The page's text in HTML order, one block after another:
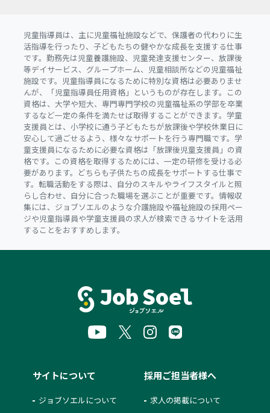
児童指導員は、主に児童福祉施設などで、保護者の代わりに生
活指導を行ったり、子どもたちの健やかな成長を支援する仕事
です。勤務先は児童養護施設、児童発達支援センター、放課後
等デイサービス、グループホーム、児童相談所などの児童福祉
施設です。児童指導員になるために特別な資格は必要ありませ
んが、「児童指導員任用資格」というものが存在します。この
資格は、大学や短大、専門専門学校の児童福祉系の学部を卒業
するなど一定の条件を満たせば取得することができます。学童
支援員とは、小学校に通う子どもたちが放課後や学校休業日に
安心して過ごせるよう、様々なサポートを行う専門職です。学
童支援員になるために必要な資格は「放課後児童支援員」の資
格です。この資格を取得するためには、一定の研修を受ける必
要があります。どちらも子供たちの成長をサポートする仕事で
す。転職活動をする際は、自分のスキルやライフスタイルと照
らし合わせ、自分に合った職場を選ぶことが重要です。情報収
集には、ジョブソエルのような介護施設や福祉施設の採用ペー
ジや児童指導員や学童支援員の求人が検索できるサイトを活用
することをおすすめします。
サイトについて
ジョブソエルについて
採用ご担当者様へ
求人の掲載について